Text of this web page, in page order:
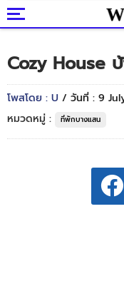
Cozy House
โพสโดย : U / วันที่ : 9
หมวดหมู่ :
ที่พักบางแสน